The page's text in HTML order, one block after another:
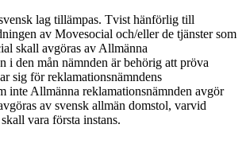
lag tillämpas. Tvist hänförlig till
av Movesocial och/eller de tjänster som
skall avgöras av Allmänna
i den mån nämnden är behörig att pröva
sig för reklamationsnämndens
inte Allmänna reklamationsnämnden avgör
av svensk allmän domstol, varvid
vara första instans.